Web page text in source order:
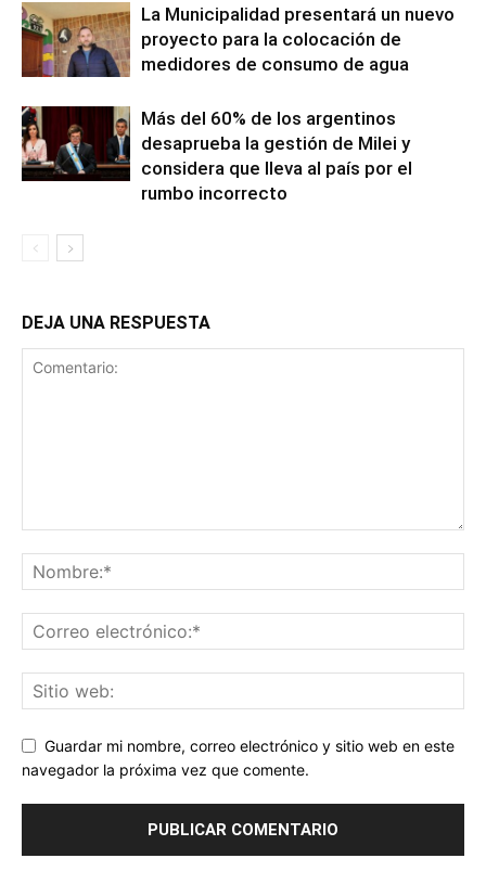
La Municipalidad presentará un nuevo
proyecto para la colocación de
medidores de consumo de agua
Más del 60% de los argentinos
desaprueba la gestión de Milei y
considera que lleva al país por el
rumbo incorrecto
DEJA UNA RESPUESTA
Guardar mi nombre, correo electrónico y sitio web en este
navegador la próxima vez que comente.